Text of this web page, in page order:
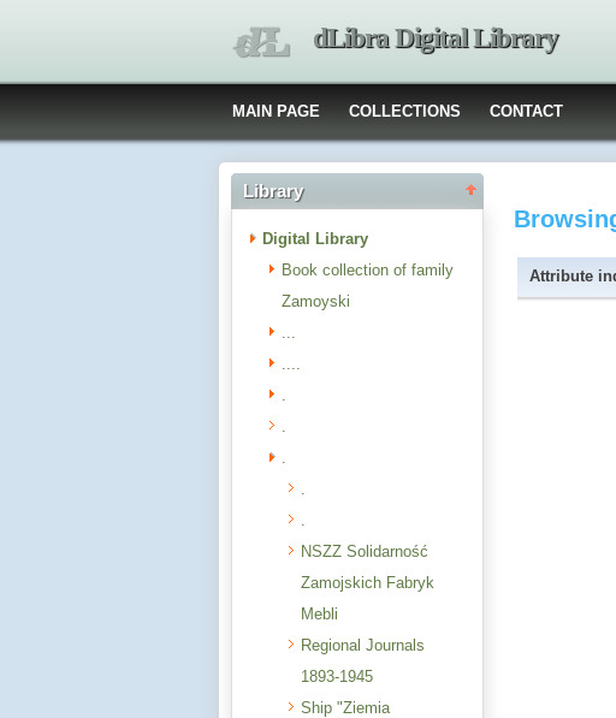
dLibra Digital Library
MAIN PAGE COLLECTIONS CONTACT
Library
Digital Library
Book collection of family
Zamoyski
...
....
.
.
.
.
.
NSZZ Solidarność
Zamojskich Fabryk
Mebli
Regional Journals
1893-1945
Ship "Ziemia
Attribute